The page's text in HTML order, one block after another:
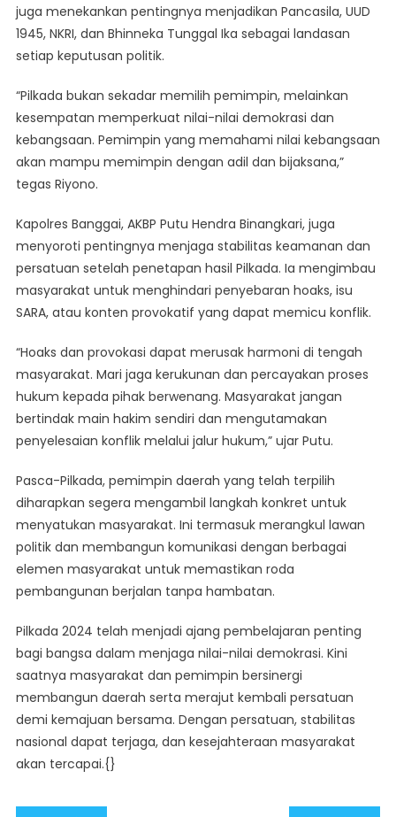
juga menekankan pentingnya menjadikan Pancasila, UUD
1945, NKRI, dan Bhinneka Tunggal Ika sebagai landasan
setiap keputusan politik.
“Pilkada bukan sekadar memilih pemimpin, melainkan
kesempatan memperkuat nilai-nilai demokrasi dan
kebangsaan. Pemimpin yang memahami nilai kebangsaan
akan mampu memimpin dengan adil dan bijaksana,”
tegas Riyono.
Kapolres Banggai, AKBP Putu Hendra Binangkari, juga
menyoroti pentingnya menjaga stabilitas keamanan dan
persatuan setelah penetapan hasil Pilkada. Ia mengimbau
masyarakat untuk menghindari penyebaran hoaks, isu
SARA, atau konten provokatif yang dapat memicu konflik.
“Hoaks dan provokasi dapat merusak harmoni di tengah
masyarakat. Mari jaga kerukunan dan percayakan proses
hukum kepada pihak berwenang. Masyarakat jangan
bertindak main hakim sendiri dan mengutamakan
penyelesaian konflik melalui jalur hukum,” ujar Putu.
Pasca-Pilkada, pemimpin daerah yang telah terpilih
diharapkan segera mengambil langkah konkret untuk
menyatukan masyarakat. Ini termasuk merangkul lawan
politik dan membangun komunikasi dengan berbagai
elemen masyarakat untuk memastikan roda
pembangunan berjalan tanpa hambatan.
Pilkada 2024 telah menjadi ajang pembelajaran penting
bagi bangsa dalam menjaga nilai-nilai demokrasi. Kini
saatnya masyarakat dan pemimpin bersinergi
membangun daerah serta merajut kembali persatuan
demi kemajuan bersama. Dengan persatuan, stabilitas
nasional dapat terjaga, dan kesejahteraan masyarakat
akan tercapai.{}